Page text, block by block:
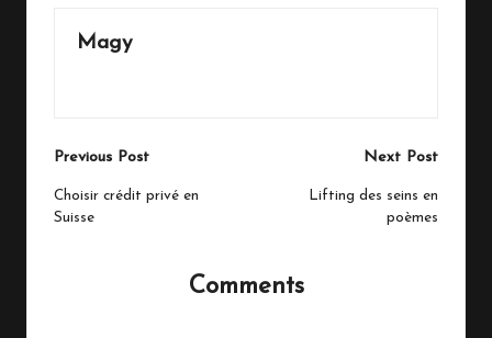
Magy
Post
navigation
Previous Post
Choisir crédit privé en
Suisse
Next Post
Lifting des seins en
poèmes
Comments